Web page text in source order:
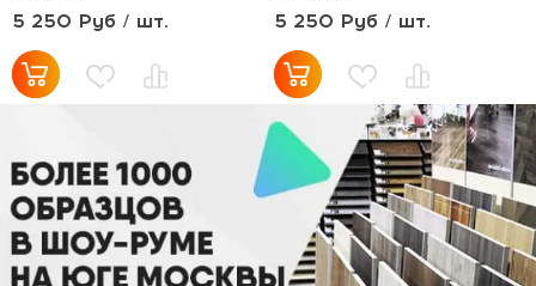
5 250 Руб / шт. 5 250 Руб / шт.